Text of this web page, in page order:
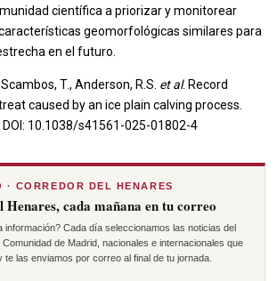
científica a priorizar y monitorear
geomorfológicas similares para
en el futuro.
T., Anderson, R.S. et al. Record
caused by an ice plain calving process.
DOI: 10.1038/s41561-025-01802-4
CORREDOR DEL HENARES
Henares, cada mañana en tu correo
información? Cada día seleccionamos las noticias del
de Madrid, nacionales e internacionales que
las enviamos por correo al final de tu jornada.